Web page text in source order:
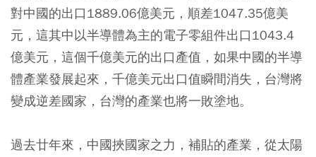
對中國的出口1889.06億美元，順差1047.35億美
元，這其中以半導體為主的電子零組件出口1043.4
億美元，這個千億美元的出口產值，如果中國的半導
體產業發展起來，千億美元出口值瞬間消失，台灣將
變成逆差國家，台灣的產業也將一敗塗地。
過去廿年來，中國挾國家之力，補貼的產業，從太陽